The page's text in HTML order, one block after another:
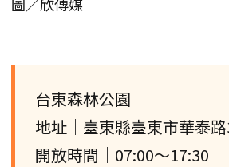
台東森林公園
地址｜臺東縣臺東市華泰
開放時間｜07:00～17:30